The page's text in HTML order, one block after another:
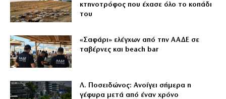
κτηνοτρόφος που έχασε όλο το κοπάδι
του
«Σαφάρι» ελέγχων από την ΑΑΔΕ σε
ταβέρνες και beach bar
Λ. Ποσειδώνος: Ανοίγει σήμερα η
γέφυρα μετά από έναν χρόνο